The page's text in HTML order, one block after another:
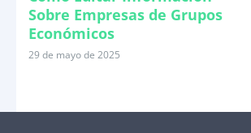
Sobre Empresas de Grupos
Económicos
29 de mayo de 2025